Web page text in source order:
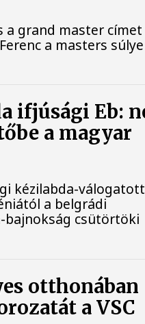
a grand master
a masters
ifjúsági Eb:
a magyar
kézilabda-
a belgrádi
bajnokság csütörtöki
otthonában
a VSC